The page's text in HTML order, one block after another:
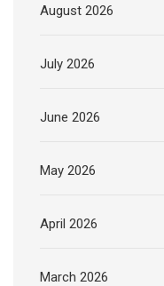
August 2026
July 2026
June 2026
May 2026
April 2026
March 2026